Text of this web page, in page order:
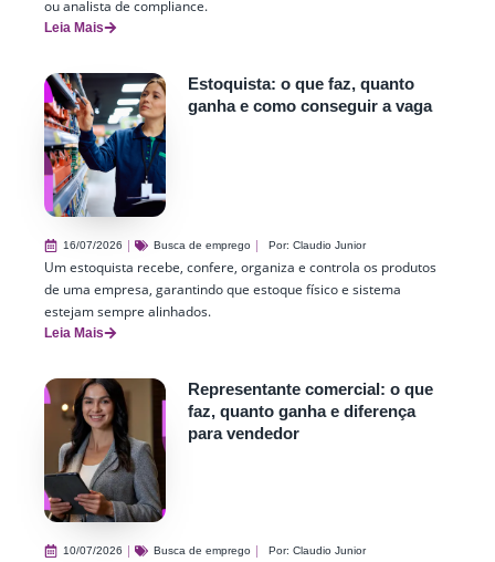
ou analista de compliance.
Leia Mais
Estoquista: o que faz, quanto
ganha e como conseguir a vaga
16/07/2026 Busca de emprego Por: Claudio Junior
Um estoquista recebe, confere, organiza e controla os produtos
de uma empresa, garantindo que estoque físico e sistema
estejam sempre alinhados.
Leia Mais
Representante comercial: o que
faz, quanto ganha e diferença
para vendedor
10/07/2026 Busca de emprego Por: Claudio Junior